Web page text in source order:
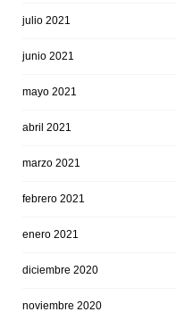
julio 2021
junio 2021
mayo 2021
abril 2021
marzo 2021
febrero 2021
enero 2021
diciembre 2020
noviembre 2020